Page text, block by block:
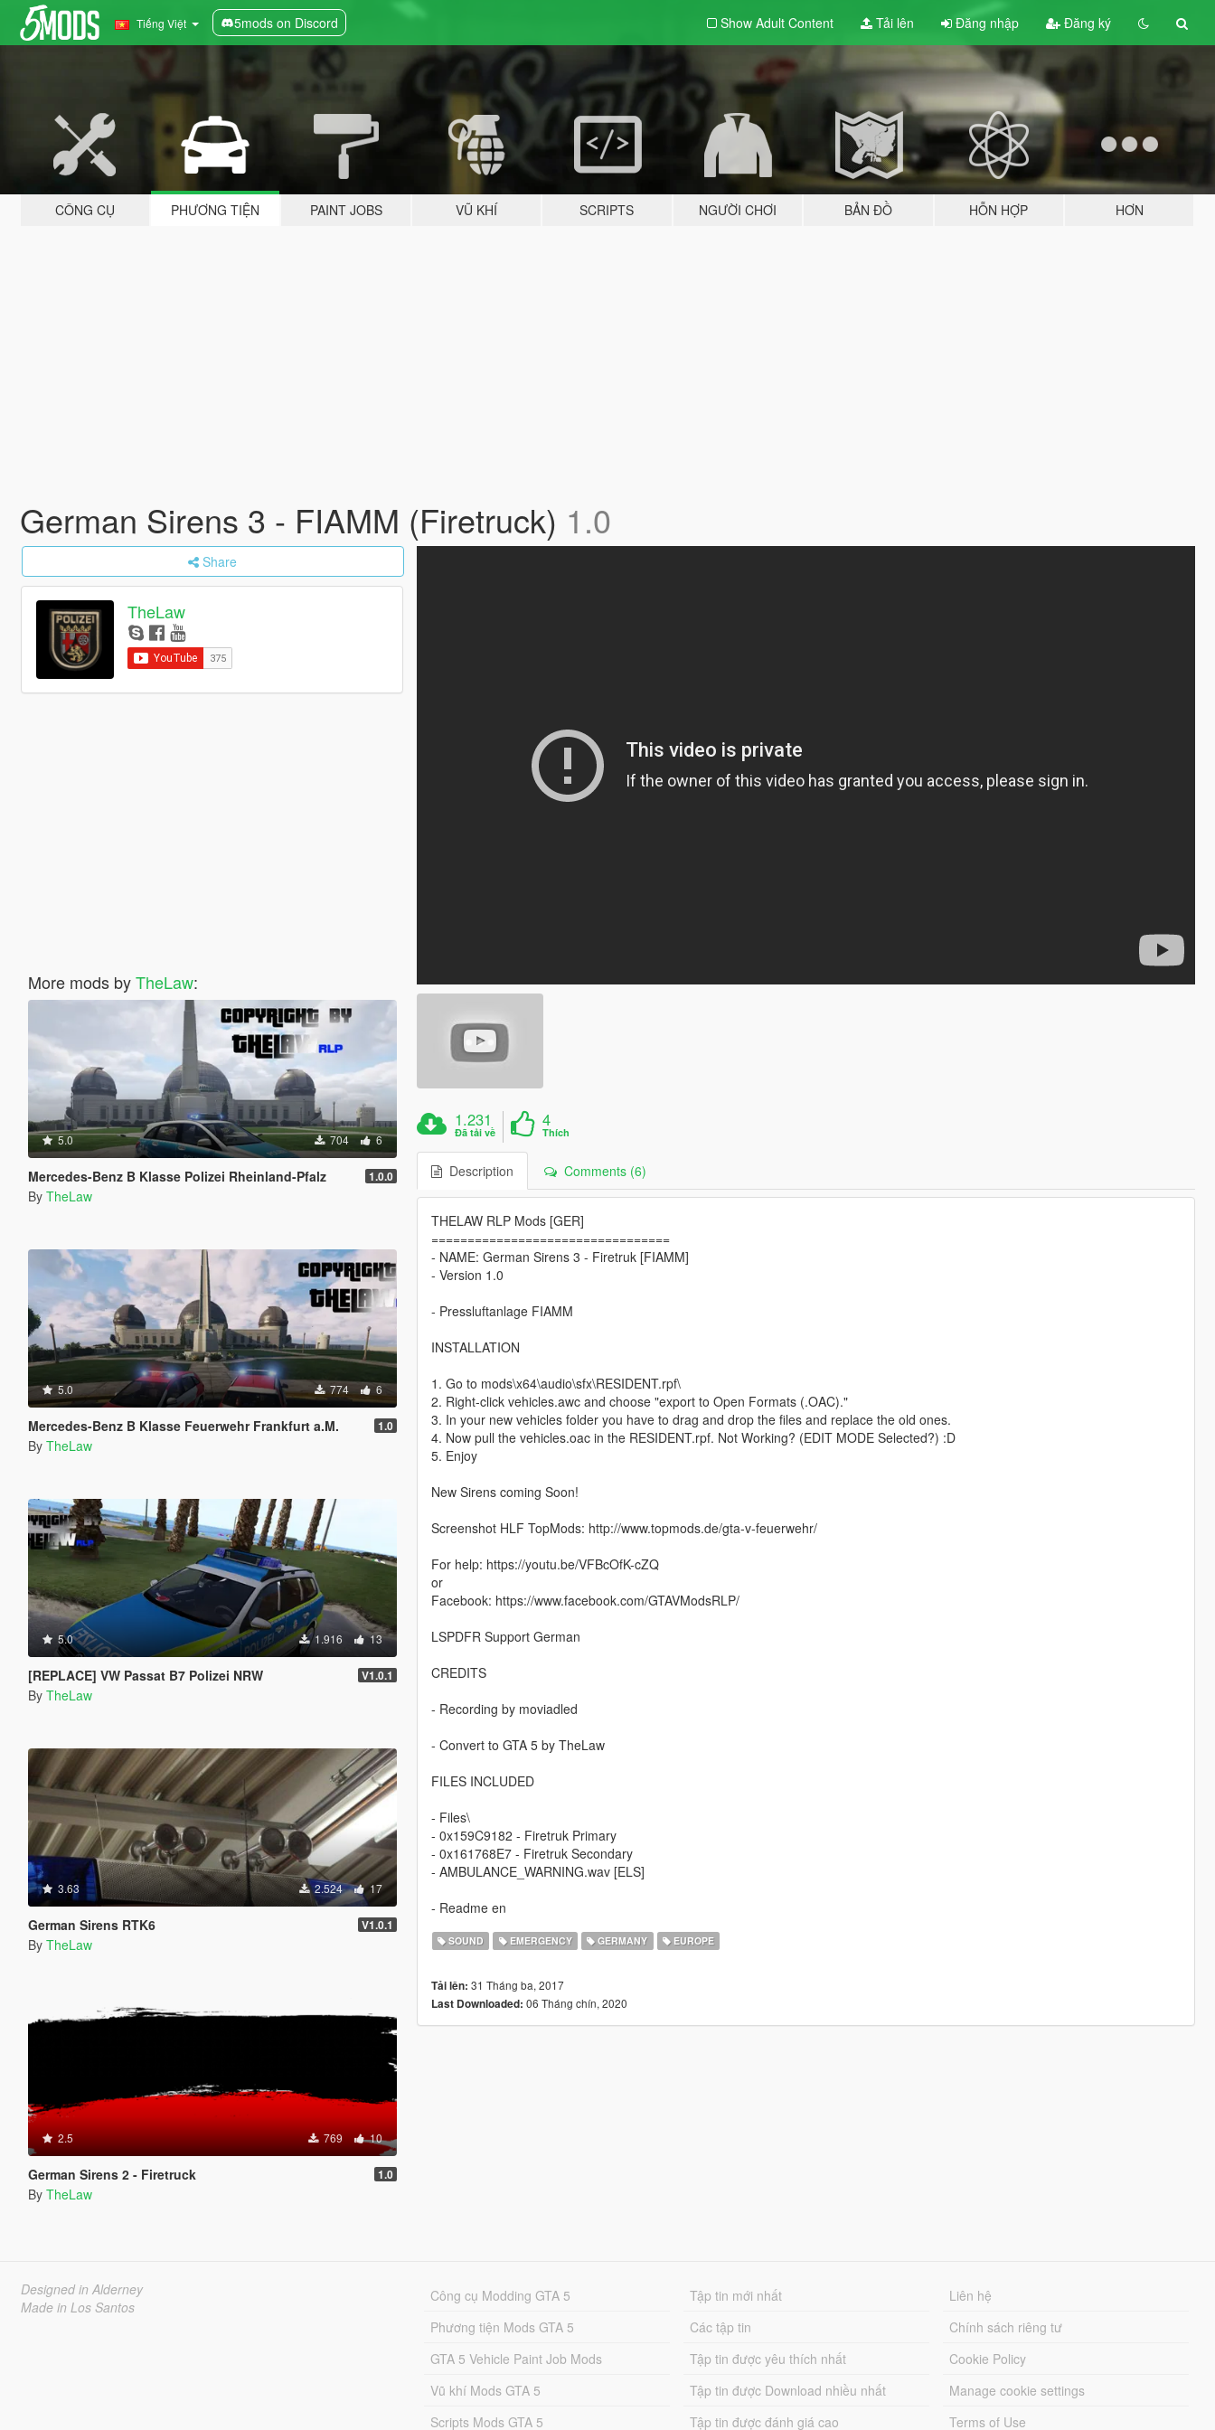
Tiếng Việt 5mods on Discord Show Adult Content Tải lên Đăng nhập Đăng ký
CÔNG CỤ PHƯƠNG TIỆN PAINT JOBS VŨ KHÍ SCRIPTS NGƯỜI CHƠI BẢN ĐỒ HỖN HỢP HƠN
German Sirens 3 - FIAMM (Firetruck) 1.0
Share
TheLaw
More mods byTheLaw:
5.0 704 6
Mercedes-Benz B Klasse Polizei Rheinland-Pfalz 1.0.0
By TheLaw
5.0 774 6
Mercedes-Benz B Klasse Feuerwehr Frankfurt a.M. 1.0
By TheLaw
5.0 1.916 13
[REPLACE] VW Passat B7 Polizei NRW V1.0.1
By TheLaw
3.63 2.524 17
German Sirens RTK6 V1.0.1
By TheLaw
2.5 769 10
German Sirens 2 - Firetruck 1.0
By TheLaw
1.231
Đã tải về
4
Thích
Description Comments (6)
THELAW RLP Mods [GER]
=================================
- NAME: German Sirens 3 - Firetruk [FIAMM]
- Version 1.0
- Pressluftanlage FIAMM
INSTALLATION
1. Go to mods\x64\audio\sfx\RESIDENT.rpf\
2. Right-click vehicles.awc and choose "export to Open Formats (.OAC)."
3. In your new vehicles folder you have to drag and drop the files and replace the old ones.
4. Now pull the vehicles.oac in the RESIDENT.rpf. Not Working? (EDIT MODE Selected?) :D
5. Enjoy
New Sirens coming Soon!
Screenshot HLF TopMods: http://www.topmods.de/gta-v-feuerwehr/
For help: https://youtu.be/VFBcOfK-cZQ
or
Facebook: https://www.facebook.com/GTAVModsRLP/
LSPDFR Support German
CREDITS
- Recording by moviadled
- Convert to GTA 5 by TheLaw
FILES INCLUDED
- Files\
- 0x159C9182 - Firetruk Primary
- 0x161768E7 - Firetruk Secondary
- AMBULANCE_WARNING.wav [ELS]
- Readme en
SOUND EMERGENCY GERMANY EUROPE
Tải lên: 31 Tháng ba, 2017
Last Downloaded: 06 Tháng chín, 2020
Designed in Alderney
Made in Los Santos
Công cụ Modding GTA 5
Phương tiện Mods GTA 5
GTA 5 Vehicle Paint Job Mods
Vũ khí Mods GTA 5
Scripts Mods GTA 5
Tập tin mới nhất
Các tập tin
Tập tin được yêu thích nhất
Tập tin được Download nhiều nhất
Tập tin được đánh giá cao
Liên hệ
Chính sách riêng tư
Cookie Policy
Manage cookie settings
Terms of Use